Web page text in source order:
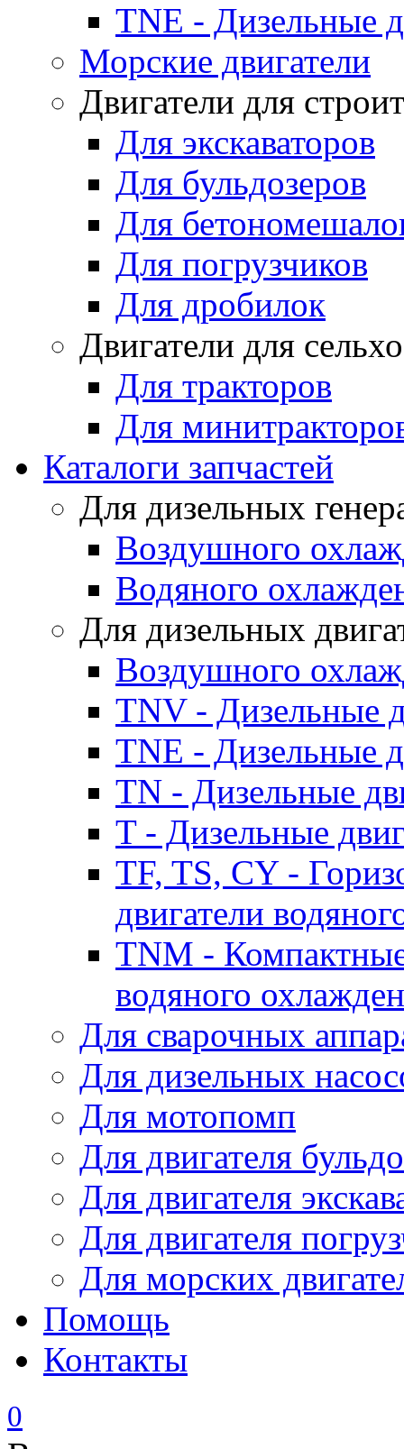
TNE - Дизельные
Морские двигатели
Двигатели для
Для экскаваторов
Для бульдозеров
Для
Для погрузчиков
Для дробилок
Двигатели для
Для тракторов
Для
Каталоги запчастей
Для дизельных
Воздушного
Водяного
Для дизельных
Воздушного
TNV - Дизельные
TNE - Дизельные
TN - Дизельные
T - Дизельные
TF, TS, CY -
двигатели
TNM -
водяного
Для сварочных
Для дизельных
Для мотопомп
Для двигателя
Для двигателя
Для двигателя
Для морских
Помощь
Контакты
0